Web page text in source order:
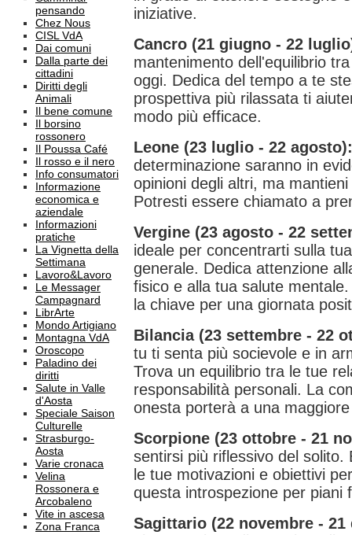
pensando
Chez Nous
CISL VdA
Dai comuni
Dalla parte dei
cittadini
Diritti degli
Animali
Il bene comune
Il borsino
rossonero
Il Poussa Café
Il rosso e il nero
Info consumatori
Informazione
economica e
aziendale
Informazioni
pratiche
La Vignetta della
Settimana
Lavoro&Lavoro
Le Messager
Campagnard
LibrArte
Mondo Artigiano
Montagna VdA
Oroscopo
Paladino dei
diritti
Salute in Valle
d'Aosta
Speciale Saison
Culturelle
Strasburgo-
Aosta
Varie cronaca
Velina
Rossonera e
Arcobaleno
Vite in ascesa
Zona Franca
iniziative.
Cancro (21 giugno - 22
mantenimento dell'equilibrio
oggi. Dedica del tempo a te
prospettiva più rilassata ti
modo più efficace.
Leone (23 luglio - 22 agosto):
determinazione saranno in
opinioni degli altri, ma
Potresti essere chiamato a
Vergine (23 agosto - 22
ideale per concentrarti sulla
generale. Dedica attenzione
fisico e alla tua salute
la chiave per una giornata
Bilancia (23 settembre - 22
tu ti senta più socievole e in
Trova un equilibrio tra le tue
responsabilità personali. La
onesta porterà a una
Scorpione (23 ottobre - 21
sentirsi più riflessivo del solito.
le tue motivazioni e obiettivi
questa introspezione per piani
Sagittario (22 novembre - 21